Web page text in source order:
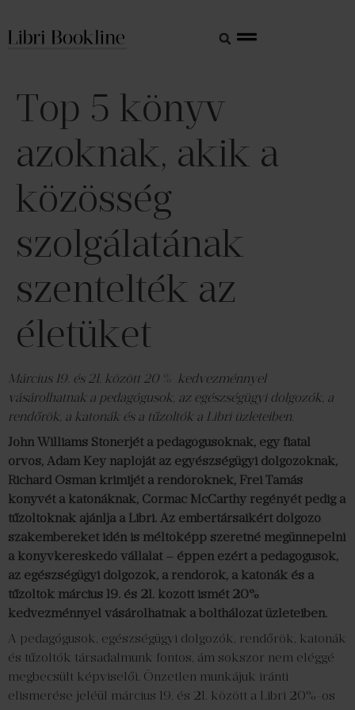
Top 5 könyv
azoknak, akik a
közösség
szolgálatának
szentelték az
életüket
Március 19. és 21. között 20 % kedvezménnyel
vásárolhatnak a pedagógusok, az egészségügyi dolgozók, a
rendőrök, a katonák és a tűzoltók a Libri üzleteiben.
John Williams Stonerjét a pedagógusoknak, egy fiatal
orvos, Adam Key naplóját az egyészségügyi dolgozóknak,
Richard Osman krimijét a rendőröknek, Frei Tamás
könyvét a katonáknak, Cormac McCarthy regényét pedig a
tűzoltóknak ajánlja a Libri. Az embertársaikért dolgozó
szakembereket idén is méltóképp szeretné megünnepelni
a könyvkereskedő vállalat – éppen ezért a pedagógusok,
az egészségügyi dolgozók, a rendőrök, a katonák és a
tűzoltók március 19. és 21. között ismét 20%
kedvezménnyel vásárolhatnak a bolthálózat üzleteiben.
A pedagógusok, egészségügyi dolgozók, rendőrök, katonák
és tűzoltók társadalmunk fontos, ám sokszor nem eléggé
megbecsült képviselői. Önzetlen munkájuk iránti
elismerése jeléül március 19. és 21. között a Libri 20%-os